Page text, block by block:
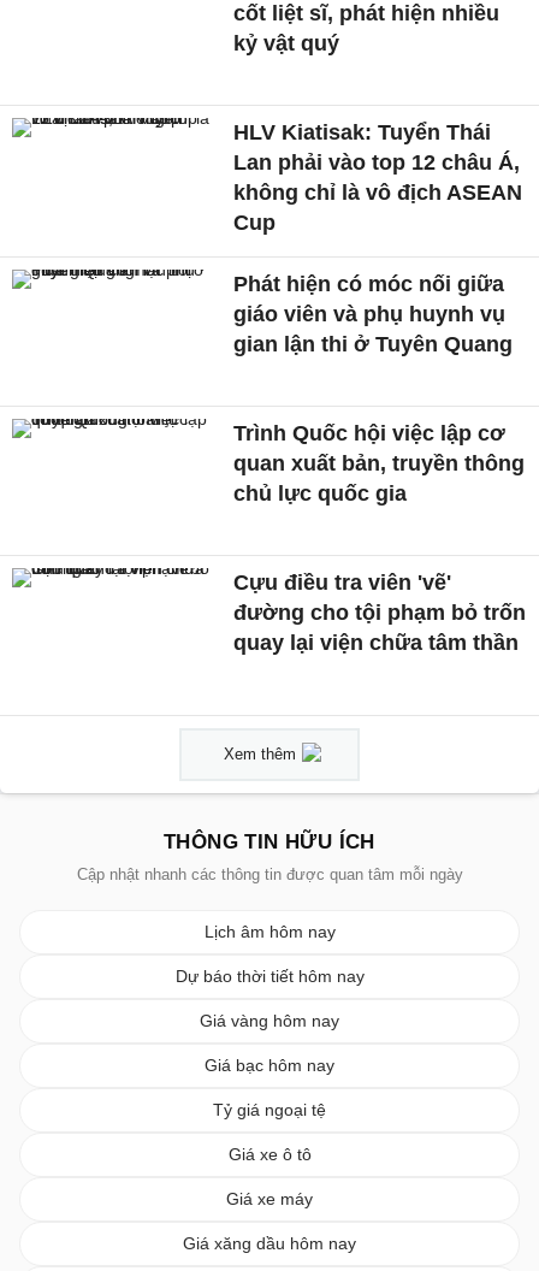
cốt liệt sĩ, phát hiện nhiều
kỷ vật quý
HLV Kiatisak: Tuyển Thái
Lan phải vào top 12 châu Á,
không chỉ là vô địch ASEAN
Cup
Phát hiện có móc nối giữa
giáo viên và phụ huynh vụ
gian lận thi ở Tuyên Quang
Trình Quốc hội việc lập cơ
quan xuất bản, truyền thông
chủ lực quốc gia
Cựu điều tra viên 'vẽ'
đường cho tội phạm bỏ trốn
quay lại viện chữa tâm thần
Xem thêm
THÔNG TIN HỮU ÍCH
Cập nhật nhanh các thông tin được quan tâm mỗi ngày
Lịch âm hôm nay
Dự báo thời tiết hôm nay
Giá vàng hôm nay
Giá bạc hôm nay
Tỷ giá ngoại tệ
Giá xe ô tô
Giá xe máy
Giá xăng dầu hôm nay